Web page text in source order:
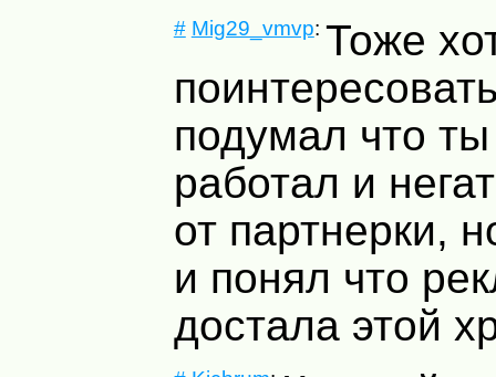
# Mig29_vmvp: Тоже
подумал что
работал и
от партнерки,
и понял что
достала этой